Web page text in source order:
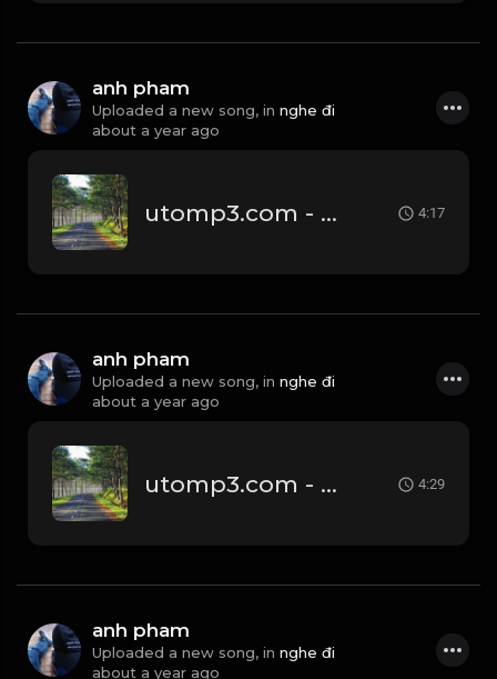
anh pham
Uploaded a new song, in nghe đi
about a year ago
utomp3.com - Em Hát Ai Nghe OrangeCukak Remix Audio Lyrics Video 4:17
anh pham
Uploaded a new song, in nghe đi
about a year ago
utomp3.com - Thay Tôi Yêu Cô Ấy Thanh Hưng Lucy Remix Người Ấy Vì Thương Tôi Chờ Đợi Tôi Cũng Lâu Rồi 4:29
anh pham
Uploaded a new song, in nghe đi
about a year ago